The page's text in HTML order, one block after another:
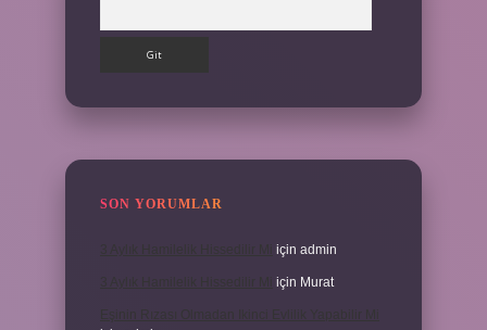
SON YORUMLAR
için admin
için Murat